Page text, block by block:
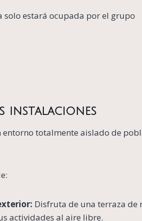
solo estará ocupada por el grupo
instalaciones
entorno totalmente aislado de
Disfruta de una terraza
actividades al aire libre.